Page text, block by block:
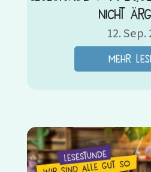
nicht
12. Sep.
mehr